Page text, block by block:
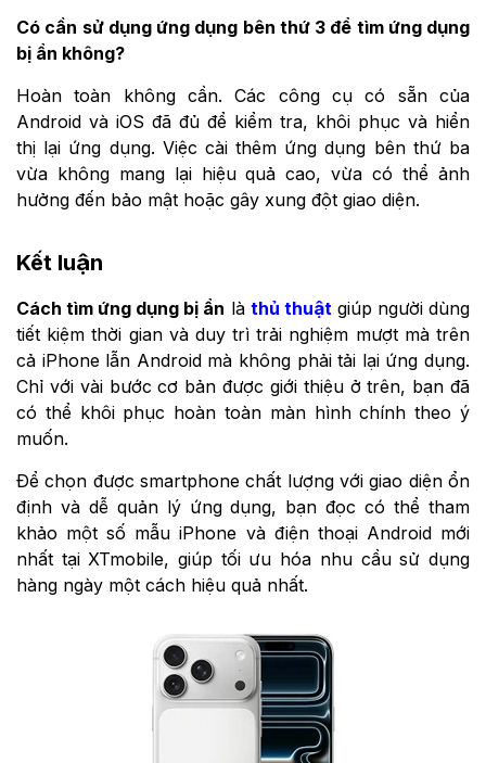
Có cần sử dụng ứng dụng bên thứ 3 để tìm ứng dụng
bị ẩn không?
Hoàn toàn không cần. Các công cụ có sẵn của
Android và iOS đã đủ để kiểm tra, khôi phục và hiển
thị lại ứng dụng. Việc cài thêm ứng dụng bên thứ ba
vừa không mang lại hiệu quả cao, vừa có thể ảnh
hưởng đến bảo mật hoặc gây xung đột giao diện.
Kết luận
Cách tìm ứng dụng bị ẩn là thủ thuậtgiúp người dùng
tiết kiệm thời gian và duy trì trải nghiệm mượt mà trên
cả iPhone lẫn Android mà không phải tải lại ứng dụng.
Chỉ với vài bước cơ bản được giới thiệu ở trên, bạn đã
có thể khôi phục hoàn toàn màn hình chính theo ý
muốn.
Để chọn được smartphone chất lượng với giao diện ổn
định và dễ quản lý ứng dụng, bạn đọc có thể tham
khảo một số mẫu iPhone và điện thoại Android mới
nhất tại XTmobile, giúp tối ưu hóa nhu cầu sử dụng
hàng ngày một cách hiệu quả nhất.